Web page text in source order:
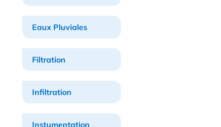
Eaux Pluviales
Filtration
Infiltration
Instumentation